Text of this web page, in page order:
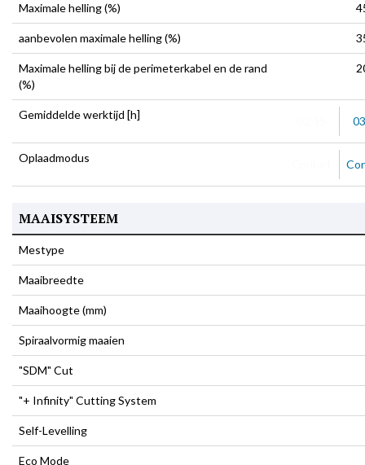
Maximale helling (%)
aanbevolen maximale helling (%)
Maximale helling bij de perimeterkabel en de rand
(%)
Gemiddelde werktijd [h]
Oplaadmodus
MAAISYSTEEM
Mestype
Maaibreedte
Maaihoogte (mm)
Spiraalvormig maaien
"SDM" Cut
"+ Infinity" Cutting System
Self-Levelling
Eco Mode